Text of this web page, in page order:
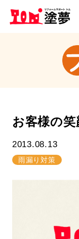
お客様の笑
2013.08.13
雨漏り対策